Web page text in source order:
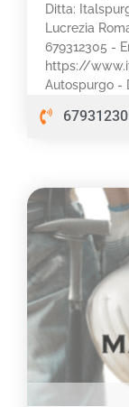
Ditta:
Lucrezia
679312305 -
https://
Autospurgo -